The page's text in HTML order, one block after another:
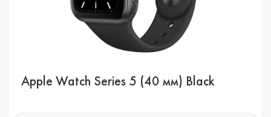
Apple Watch Series 5 (40 мм) Black